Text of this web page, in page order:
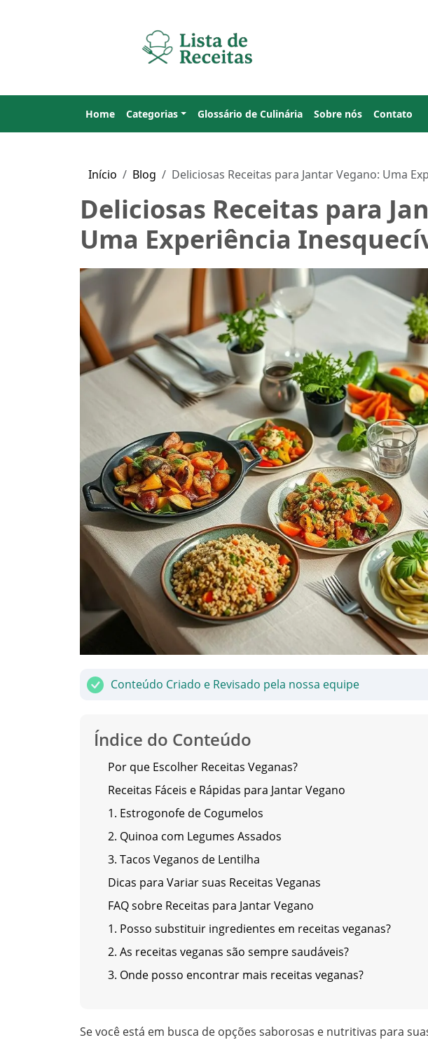
Home Categorias Glossário de Culinária Sobre nós Contato
Início Blog Deliciosas Receitas para Jantar Vegano: Uma
Deliciosas Receitas para
Uma Experiência
Conteúdo Criado e Revisado pela nossa equipe
Índice do Conteúdo
Por que Escolher Receitas Veganas?
Receitas Fáceis e Rápidas para Jantar Vegano
1. Estrogonofe de Cogumelos
2. Quinoa com Legumes Assados
3. Tacos Veganos de Lentilha
Dicas para Variar suas Receitas Veganas
FAQ sobre Receitas para Jantar Vegano
1. Posso substituir ingredientes em receitas veganas?
2. As receitas veganas são sempre saudáveis?
3. Onde posso encontrar mais receitas veganas?
Se você está em busca de opções saborosas e nutritivas para